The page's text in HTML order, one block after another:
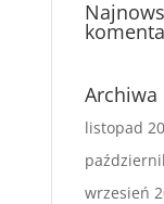
Archiwa
listopad
wrzesień